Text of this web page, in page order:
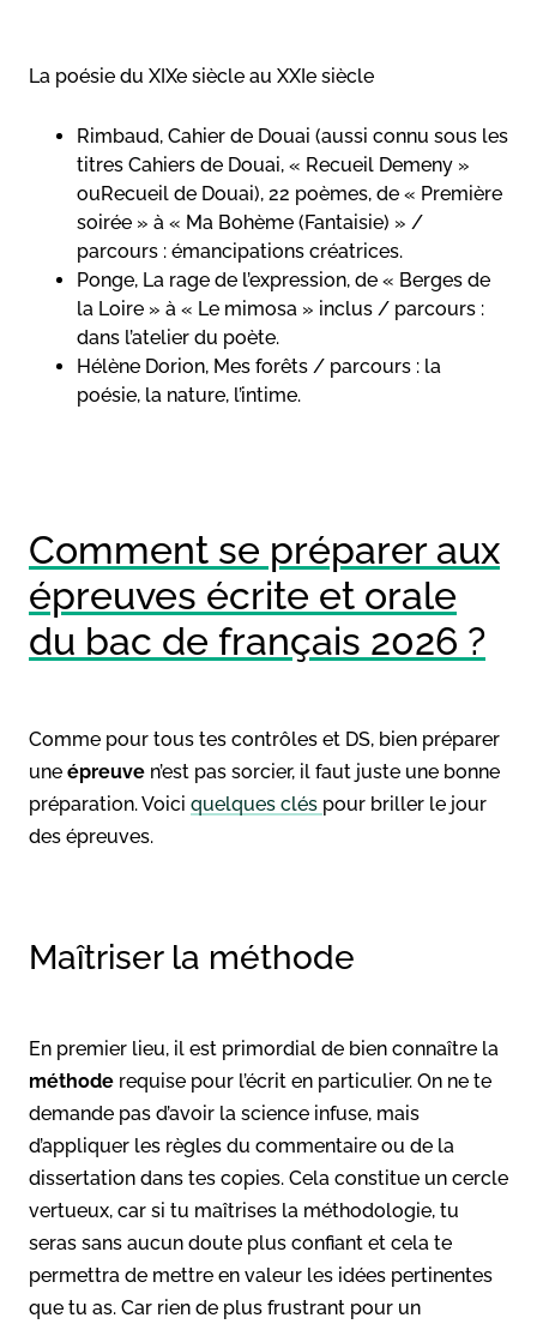
La poésie du XIXe siècle au XXIe siècle
Rimbaud, Cahier de Douai (aussi connu sous les
titres Cahiers de Douai, « Recueil Demeny »
ouRecueil de Douai), 22 poèmes, de « Première
soirée » à « Ma Bohème (Fantaisie) » /
parcours : émancipations créatrices.
Ponge, La rage de l’expression, de « Berges de
la Loire » à « Le mimosa » inclus / parcours :
dans l’atelier du poète.
Hélène Dorion, Mes forêts / parcours : la
poésie, la nature, l’intime.
Comment se préparer aux
épreuves écrite et orale
du bac de français 2026 ?
Comme pour tous tes contrôles et DS, bien préparer
une épreuve n’est pas sorcier, il faut juste une bonne
préparation. Voici quelques clés pour briller le jour
des épreuves.
Maîtriser la méthode
En premier lieu, il est primordial de bien connaître la
méthode requise pour l’écrit en particulier. On ne te
demande pas d’avoir la science infuse, mais
d’appliquer les règles du commentaire ou de la
dissertation dans tes copies. Cela constitue un cercle
vertueux, car si tu maîtrises la méthodologie, tu
seras sans aucun doute plus confiant et cela te
permettra de mettre en valeur les idées pertinentes
que tu as. Car rien de plus frustrant pour un